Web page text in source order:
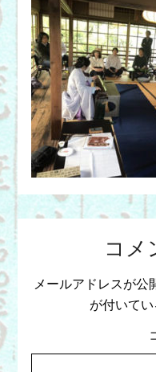
コメ
メールアドレスが公
が付いて